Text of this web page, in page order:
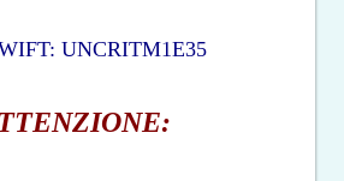
UNCRITM1E35